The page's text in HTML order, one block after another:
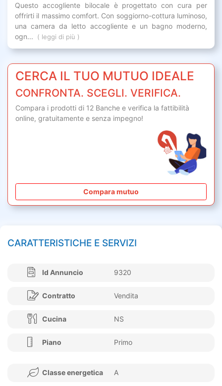
Questo accogliente bilocale è progettato con cura per
offrirti il massimo comfort. Con soggiorno-cottura luminoso,
una camera da letto accogliente e un bagno moderno,
ogn...
( leggi di più )
CERCA IL TUO MUTUO IDEALE
CONFRONTA. SCEGLI. VERIFICA.
Compara i prodotti di 12 Banche e verifica la fattibilità
online, gratuitamente e senza impegno!
Compara mutuo
CARATTERISTICHE E SERVIZI
Id Annuncio 9320
Contratto Vendita
Cucina NS
Piano Primo
Classe energetica A